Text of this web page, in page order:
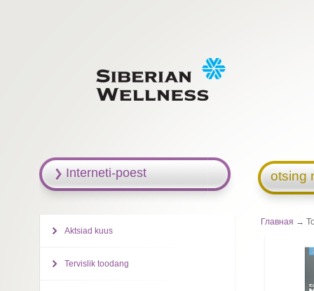
otsing
Главная →
Interneti-poest
Aktsiad kuus
Tervislik toodang